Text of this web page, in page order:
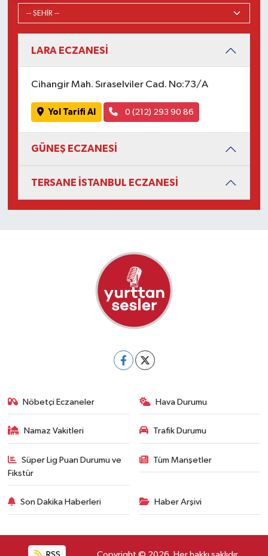
LARA ECZANESİ
Cihangir Mah. Sıraselviler Cad. No:73/A
Yol Tarifi Al 0 (212) 293 90 86
GÜNEŞ ECZANESİ
TERSANE İSTANBUL ECZANESİ
Nöbetçi Eczaneler Hava Durumu
Namaz Vakitleri Trafik Durumu
Süper Lig Puan Durumu ve
Fikstür
Tüm Manşetler
Son Dakika Haberleri Haber Arşivi